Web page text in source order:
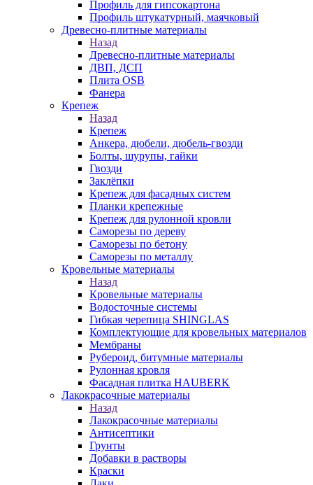
Профиль для гипсокартона
Профиль штукатурный, маячковый
Древесно-плитные материалы
Назад
Древесно-плитные материалы
ДВП, ДСП
Плита OSB
Фанера
Крепеж
Назад
Крепеж
Анкера, дюбели, дюбель-гвозди
Болты, шурупы, гайки
Гвозди
Заклёпки
Крепеж для фасадных систем
Планки крепежные
Крепеж для рулонной кровли
Саморезы по дереву
Саморезы по бетону
Саморезы по металлу
Кровельные материалы
Назад
Кровельные материалы
Водосточные системы
Гибкая черепица SHINGLAS
Комплектующие для кровельных материалов
Мембраны
Рубероид, битумные материалы
Рулонная кровля
Фасадная плитка HAUBERK
Лакокрасочные материалы
Назад
Лакокрасочные материалы
Антисептики
Грунты
Добавки в растворы
Краски